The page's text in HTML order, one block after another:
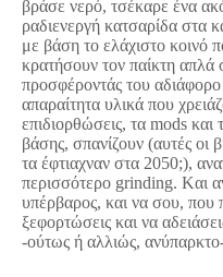
βράσε νερό, τσέκαρε ένα
ραδιενεργή κατσαρίδα στα
με βάση το ελάχιστο κοινό
κρατήσουν τον παίκτη απλά
προσφέροντάς του
απαραίτητα υλικά που
επιδιορθώσεις, τα mods και
βάσης, σπανίζουν (αυτές οι
τα έφτιαχναν στα 2050;),
περισσότερο grinding. Kαι
υπέρβαρος, και να σου, που
ξεφορτώσεις και να
-ούτως ή αλλιώς,